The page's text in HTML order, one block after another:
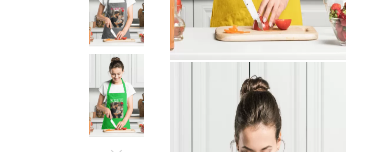
Възглавници по поръчка